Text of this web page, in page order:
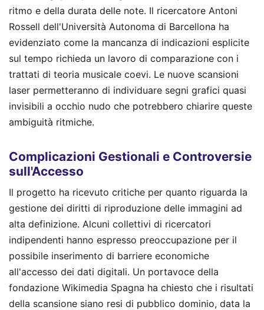
ritmo e della durata delle note. Il ricercatore Antoni
Rossell dell'Università Autonoma di Barcellona ha
evidenziato come la mancanza di indicazioni esplicite
sul tempo richieda un lavoro di comparazione con i
trattati di teoria musicale coevi. Le nuove scansioni
laser permetteranno di individuare segni grafici quasi
invisibili a occhio nudo che potrebbero chiarire queste
ambiguità ritmiche.
Complicazioni Gestionali e Controversie
sull'Accesso
Il progetto ha ricevuto critiche per quanto riguarda la
gestione dei diritti di riproduzione delle immagini ad
alta definizione. Alcuni collettivi di ricercatori
indipendenti hanno espresso preoccupazione per il
possibile inserimento di barriere economiche
all'accesso dei dati digitali. Un portavoce della
fondazione Wikimedia Spagna ha chiesto che i risultati
della scansione siano resi di pubblico dominio, data la